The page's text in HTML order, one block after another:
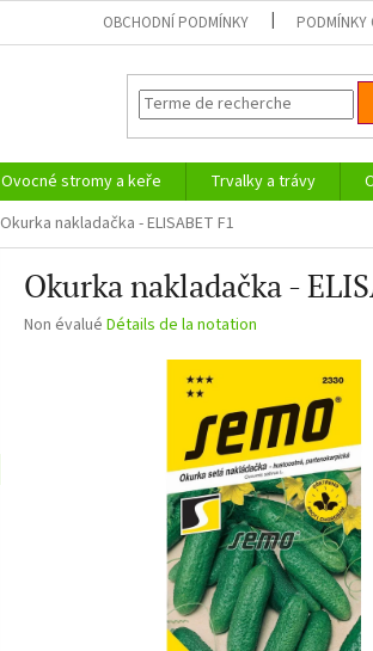
OBCHODNÍ PODMÍNKY PODMÍNKY
Ovocné stromy a keře Trvalky a trávy
Okurka nakladačka - ELISABET F1
Okurka nakladačka -
L'évaluation
Non évalué Détails de la notation